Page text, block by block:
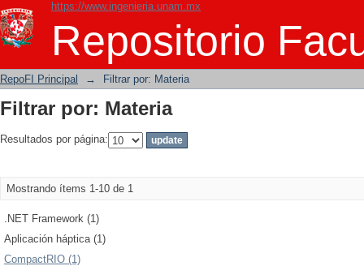
https://www.ingenieria.unam.mx
Repositorio
Filtrar por: Materia
RepoFI Principal → Filtrar por: Materia
Filtrar por: Materia
Resultados por página:
Mostrando ítems 1-10 de 1
.NET Framework (1)
Aplicación háptica (1)
CompactRIO (1)